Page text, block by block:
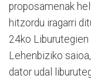
proposamenak
hitzordu iragarri
24ko Liburutegien
Lehenbiziko
dator udal